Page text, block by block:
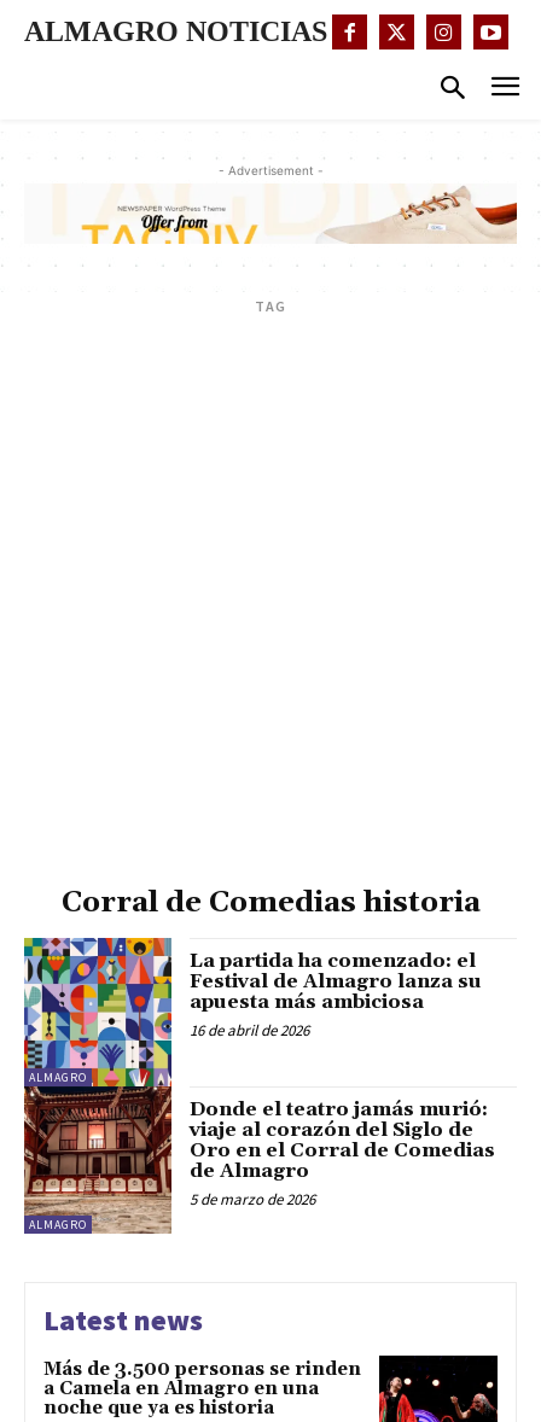
ALMAGRO NOTICIAS
- Advertisement -
TAG
Corral de Comedias historia
ALMAGRO
La partida ha comenzado: el
Festival de Almagro lanza su
apuesta más ambiciosa
16 de abril de 2026
ALMAGRO
Donde el teatro jamás murió:
viaje al corazón del Siglo de
Oro en el Corral de Comedias
de Almagro
5 de marzo de 2026
Latest news
Más de 3.500 personas se rinden
a Camela en Almagro en una
noche que ya es historia